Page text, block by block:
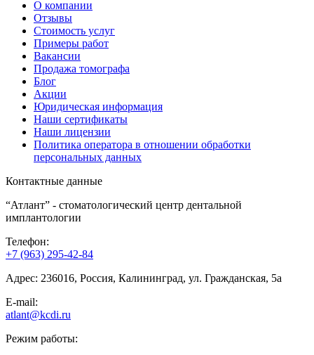
О компании
Отзывы
Стоимость услуг
Примеры работ
Вакансии
Продажа томографа
Блог
Акции
Юридическая информация
Наши сертификаты
Наши лицензии
Политика оператора в отношении обработки
персональных данных
Контактные данные
“Атлант” - стоматологический центр дентальной
имплантологии
Телефон:
+7 (963) 295-42-84
Адрес: 236016, Россия, Калининград, ул. Гражданская, 5а
E-mail:
atlant@kcdi.ru
Режим работы: